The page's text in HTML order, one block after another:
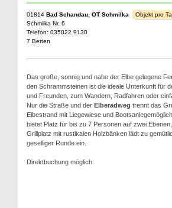
01814 Bad Schandau, OT Schmilka
Schmilka Nr. 6
Telefon: 035022 9130
7 Betten
Objekt pro
Das große, sonnig und nahe der Elbe gelegene
den Schrammsteinen ist die ideale Unterkunft für
und Freunden, zum Wandern, Radfahren oder
Nur die Straße und der Elberadweg trennt das
Elbestrand mit Liegewiese und
bietet Platz für bis zu 7 Personen auf zwei
Grillplatz mit rustikalen Holzbänken lädt zu
geselliger Runde ein.
Direktbuchung möglich